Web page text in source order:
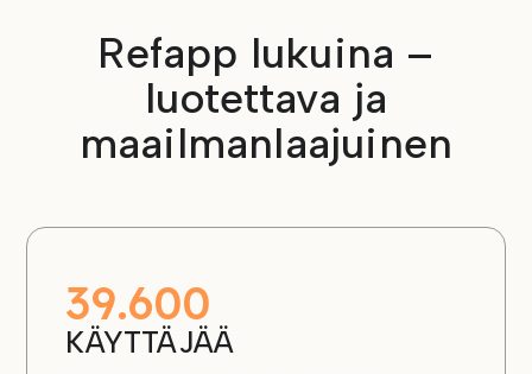
Refapp lukuina –
luotettava ja
maailmanlaajuinen
50.000
KÄYTTÄJÄÄ